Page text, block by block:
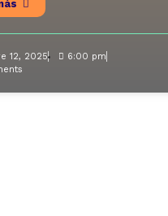
12, 2025
6:00 pm